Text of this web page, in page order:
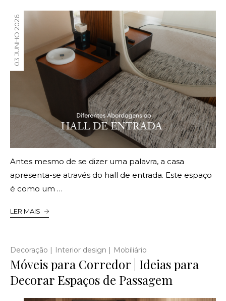
03 JUNHO 2026
Antes mesmo de se dizer uma palavra, a casa
apresenta-se através do hall de entrada. Este espaço
é como um …
LER MAIS
Decoração | Interior design | Mobiliário
Móveis para Corredor | Ideias para
Decorar Espaços de Passagem